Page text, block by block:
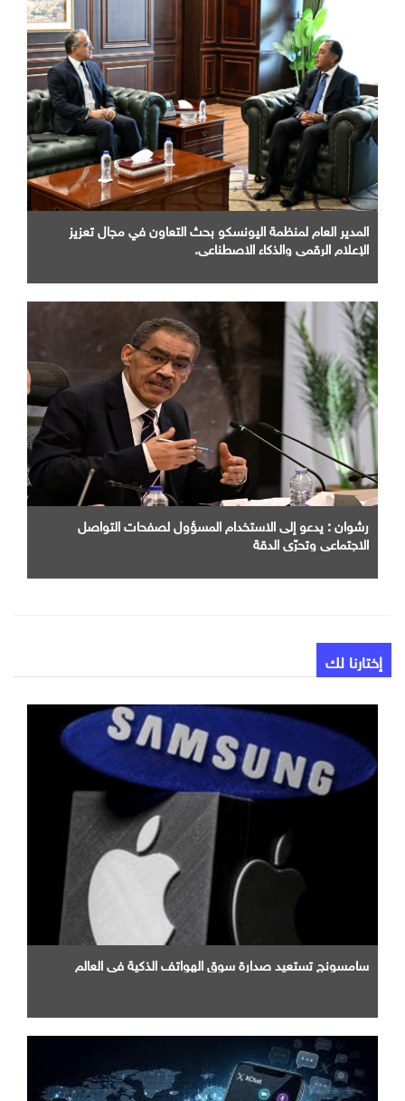
المدير العام لمنظمة اليونسكو بحث التعاون في مجال تعزيز
الإعلام الرقمي والذكاء الاصطناعي.
رشوان : يدعو إلى الاستخدام المسؤول لصفحات التواصل
الاجتماعي وتحرّي الدقة
إختارنا لك
سامسونج تستعيد صدارة سوق الهواتف الذكية في العالم